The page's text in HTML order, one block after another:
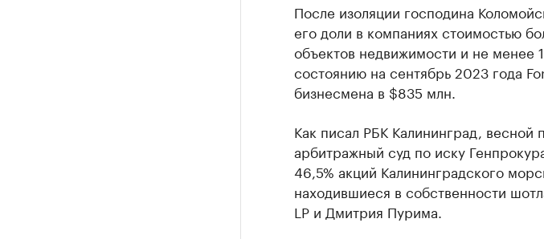
После изоляции господина
его доли в компаниях стоимостью
объектов недвижимости и не менее
состоянию на сентябрь 2023 года
бизнесмена в $835 млн.
Как писал РБК Калининград, весной
арбитражный суд по иску
46,5% акций Калининградского
находившиеся в собственности
LP и Дмитрия Пурима.